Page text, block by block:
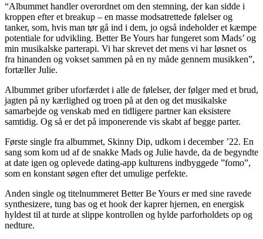
“Albummet handler overordnet om den stemning, der kan sidde i
kroppen efter et breakup – en masse modsatrettede følelser og
tanker, som, hvis man tør gå ind i dem, jo også indeholder et kæmpe
potentiale for udvikling. Better Be Yours har fungeret som Mads’ og
min musikalske parterapi. Vi har skrevet det mens vi har løsnet os
fra hinanden og vokset sammen på en ny måde gennem musikken”,
fortæller Julie.
Albummet griber uforfærdet i alle de følelser, der følger med et brud,
jagten på ny kærlighed og troen på at den og det musikalske
samarbejde og venskab med en tidligere partner kan eksistere
samtidig. Og så er det på imponerende vis skabt af begge parter.
Første single fra albummet, Skinny Dip, udkom i december ’22. En
sang som kom ud af de snakke Mads og Julie havde, da de begyndte
at date igen og oplevede dating-app kulturens indbyggede ”fomo”,
som en konstant søgen efter det umulige perfekte.
Anden single og titelnummeret Better Be Yours er med sine ravede
synthesizere, tung bas og et hook der kaprer hjernen, en energisk
hyldest til at turde at slippe kontrollen og hylde parforholdets op og
nedture.